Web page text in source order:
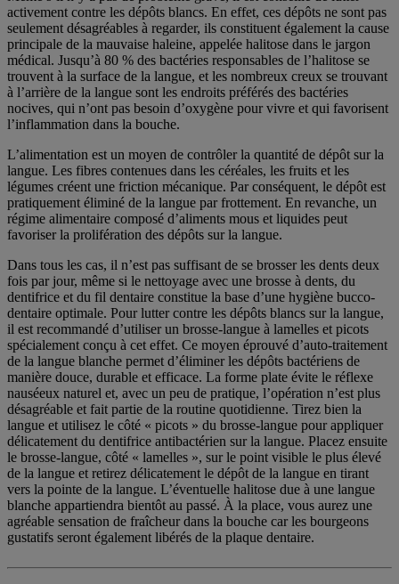
activement contre les dépôts blancs. En effet, ces dépôts ne sont pas
seulement désagréables à regarder, ils constituent également la cause
principale de la mauvaise haleine, appelée halitose dans le jargon
médical. Jusqu’à 80 % des bactéries responsables de l’halitose se
trouvent à la surface de la langue, et les nombreux creux se trouvant
à l’arrière de la langue sont les endroits préférés des bactéries
nocives, qui n’ont pas besoin d’oxygène pour vivre et qui favorisent
l’inflammation dans la bouche.
L’alimentation est un moyen de contrôler la quantité de dépôt sur la
langue. Les fibres contenues dans les céréales, les fruits et les
légumes créent une friction mécanique. Par conséquent, le dépôt est
pratiquement éliminé de la langue par frottement. En revanche, un
régime alimentaire composé d’aliments mous et liquides peut
favoriser la prolifération des dépôts sur la langue.
Dans tous les cas, il n’est pas suffisant de se brosser les dents deux
fois par jour, même si le nettoyage avec une brosse à dents, du
dentifrice et du fil dentaire constitue la base d’une hygiène bucco-
dentaire optimale. Pour lutter contre les dépôts blancs sur la langue,
il est recommandé d’utiliser un brosse-langue à lamelles et picots
spécialement conçu à cet effet. Ce moyen éprouvé d’auto-traitement
de la langue blanche permet d’éliminer les dépôts bactériens de
manière douce, durable et efficace. La forme plate évite le réflexe
nauséeux naturel et, avec un peu de pratique, l’opération n’est plus
désagréable et fait partie de la routine quotidienne. Tirez bien la
langue et utilisez le côté « picots » du brosse-langue pour appliquer
délicatement du dentifrice antibactérien sur la langue. Placez ensuite
le brosse-langue, côté « lamelles », sur le point visible le plus élevé
de la langue et retirez délicatement le dépôt de la langue en tirant
vers la pointe de la langue. L’éventuelle halitose due à une langue
blanche appartiendra bientôt au passé. À la place, vous aurez une
agréable sensation de fraîcheur dans la bouche car les bourgeons
gustatifs seront également libérés de la plaque dentaire.